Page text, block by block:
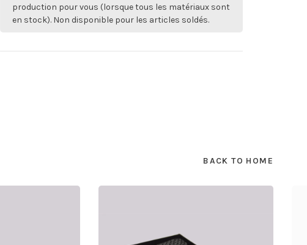
production pour vous (lorsque tous les matériaux sont
en stock). Non disponible pour les articles soldés.
BACK TO HOME